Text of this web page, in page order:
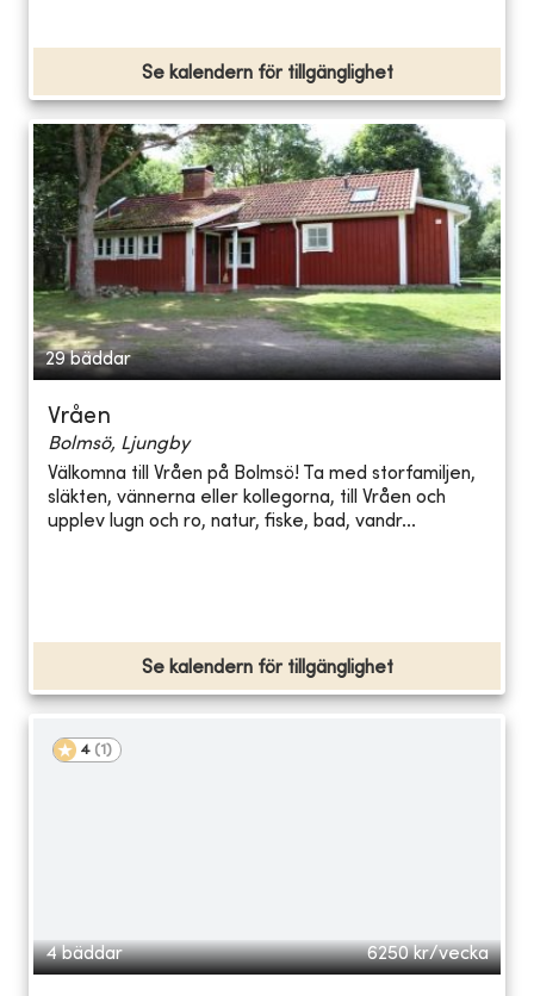
Se kalendern för tillgänglighet
29 bäddar
Vråen
Bolmsö, Ljungby
Välkomna till Vråen på Bolmsö! Ta med storfamiljen,
släkten, vännerna eller kollegorna, till Vråen och
upplev lugn och ro, natur, fiske, bad, vandr...
Se kalendern för tillgänglighet
4 (1 )
4 bäddar 6250 kr/vecka